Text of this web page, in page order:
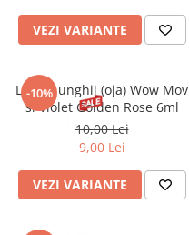
VEZI VARIANTE
-10%
Lac de unghii (oja) Wow Mov
si Violet Golden Rose 6ml
10,00 Lei
9,00 Lei
VEZI VARIANTE